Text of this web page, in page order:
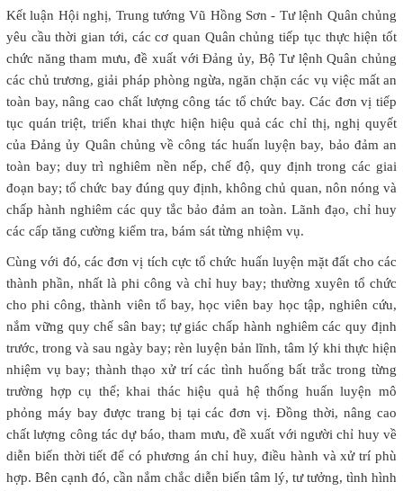
Kết luận Hội nghị, Trung tướng Vũ Hồng Sơn - Tư lệnh Quân chủng
yêu cầu thời gian tới, các cơ quan Quân chủng tiếp tục thực hiện tốt
chức năng tham mưu, đề xuất với Đảng ủy, Bộ Tư lệnh Quân chủng
các chủ trương, giải pháp phòng ngừa, ngăn chặn các vụ việc mất an
toàn bay, nâng cao chất lượng công tác tổ chức bay. Các đơn vị tiếp
tục quán triệt, triển khai thực hiện hiệu quả các chỉ thị, nghị quyết
của Đảng ủy Quân chủng về công tác huấn luyện bay, bảo đảm an
toàn bay; duy trì nghiêm nền nếp, chế độ, quy định trong các giai
đoạn bay; tổ chức bay đúng quy định, không chủ quan, nôn nóng và
chấp hành nghiêm các quy tắc bảo đảm an toàn. Lãnh đạo, chỉ huy
các cấp tăng cường kiểm tra, bám sát từng nhiệm vụ.
Cùng với đó, các đơn vị tích cực tổ chức huấn luyện mặt đất cho các
thành phần, nhất là phi công và chỉ huy bay; thường xuyên tổ chức
cho phi công, thành viên tổ bay, học viên bay học tập, nghiên cứu,
nắm vững quy chế sân bay; tự giác chấp hành nghiêm các quy định
trước, trong và sau ngày bay; rèn luyện bản lĩnh, tâm lý khi thực hiện
nhiệm vụ bay; thành thạo xử trí các tình huống bất trắc trong từng
trường hợp cụ thể; khai thác hiệu quả hệ thống huấn luyện mô
phỏng máy bay được trang bị tại các đơn vị. Đồng thời, nâng cao
chất lượng công tác dự báo, tham mưu, đề xuất với người chỉ huy về
diễn biến thời tiết để có phương án chỉ huy, điều hành và xử trí phù
hợp. Bên cạnh đó, cần nắm chắc diễn biến tâm lý, tư tưởng, tình hình